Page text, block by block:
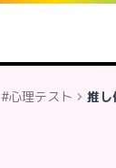
#心理テスト 推し